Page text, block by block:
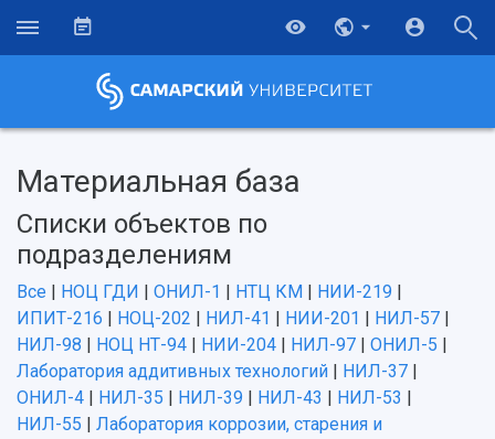
Материальная база
Списки объектов по
подразделениям
Все НОЦ ГДИ ОНИЛ-1 НТЦ КМ НИИ-219
ИПИТ-216
НОЦ-202 НИЛ-41 НИИ-201 НИЛ-57
НИЛ-98
НОЦ НТ-94 НИИ-204 НИЛ-97 ОНИЛ-5
Лаборатория аддитивных технологий
НИЛ-37
ОНИЛ-4
НИЛ-35 НИЛ-39 НИЛ-43 НИЛ-53
НИЛ-55
Лаборатория коррозии, старения и